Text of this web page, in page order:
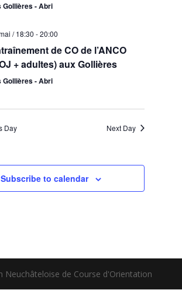
Gollières - Abri
/ 18:30 -20:00
de CO de l’ANCO
+ adultes) aux Gollières
Gollières - Abri
Day Next Day
Subscribe to calendar
Neuchâteloise de Course d'Orientation